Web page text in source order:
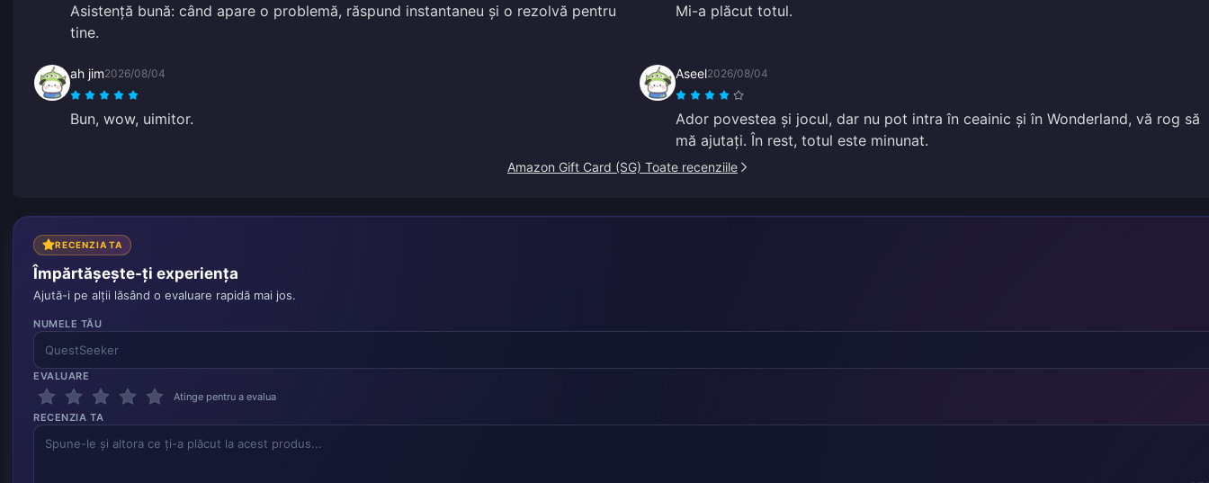
Asistență bună: când apare o problemă, răspund instantaneu și o rezolvă pentru
tine.
Mi-a plăcut totul.
ah jim2026/08/04
Bun, wow, uimitor.
Aseel2026/08/04
Ador povestea și jocul, dar nu pot intra în ceainic și în Wonderland, vă rog să
mă ajutați. În rest, totul este minunat.
Amazon Gift Card (SG) Toate recenziile
RECENZIA TA
Împărtășește-ți experiența
Ajută-i pe alții lăsând o evaluare rapidă mai jos.
NUMELE TĂU
EVALUARE
Atinge pentru a evalua
RECENZIA TA